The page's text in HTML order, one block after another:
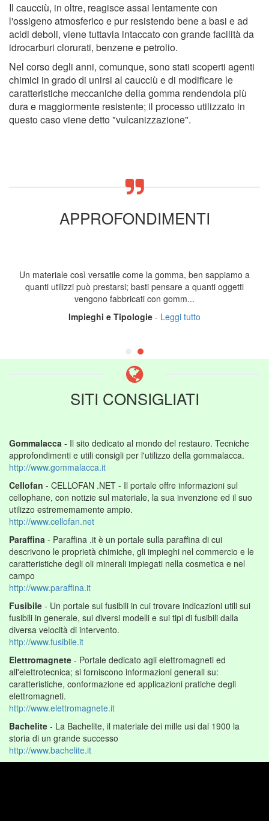
Il caucciù, in oltre, reagisce assai lentamente con
l'ossigeno atmosferico e pur resistendo bene a basi e ad
acidi deboli, viene tuttavia intaccato con grande facilità da
idrocarburi clorurati, benzene e petrolio.
Nel corso degli anni, comunque, sono stati scoperti agenti
chimici in grado di unirsi al caucciù e di modificare le
caratteristiche meccaniche della gomma rendendola più
dura e maggiormente resistente; il processo utilizzato in
questo caso viene detto "vulcanizzazione".
APPROFONDIMENTI
Un materiale così versatile come la gomma, ben sappiamo a
quanti utilizzi può prestarsi; basti pensare a quanti oggetti
vengono fabbricati con gomm...
Impieghi e Tipologie - Leggi tutto
SITI CONSIGLIATI
Gommalacca - Il sito dedicato al mondo del restauro. Tecniche
approfondimenti e utili consigli per l'utilizzo della gommalacca.
http://www.gommalacca.it
Cellofan - CELLOFAN .NET - Il portale offre informazioni sul
cellophane, con notizie sul materiale, la sua invenzione ed il suo
utilizzo estrememamente ampio.
http://www.cellofan.net
Paraffina - Paraffina .it è un portale sulla paraffina di cui
descrivono le proprietà chimiche, gli impieghi nel commercio e le
caratteristiche degli oli minerali impiegati nella cosmetica e nel
campo
http://www.paraffina.it
Fusibile - Un portale sui fusibili in cui trovare indicazioni utili sui
fusibili in generale, sui diversi modelli e sui tipi di fusibili dalla
diversa velocità di intervento.
http://www.fusibile.it
Elettromagnete - Portale dedicato agli elettromagneti ed
all'elettrotecnica; si forniscono informazioni generali su:
caratteristiche, conformazione ed applicazioni pratiche degli
elettromagneti.
http://www.elettromagnete.it
Bachelite - La Bachelite, il materiale dei mille usi dal 1900 la
storia di un grande successo
http://www.bachelite.it